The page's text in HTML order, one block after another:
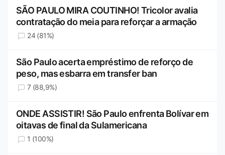
SÃO PAULO MIRA COUTINHO! Tricolor avalia
contratação do meia para reforçar a armação
24 (81%)
São Paulo acerta empréstimo de reforço de
peso, mas esbarra em transfer ban
7 (88,9%)
ONDE ASSISTIR! São Paulo enfrenta Bolívar em
oitavas de final da Sulamericana
1 (100%)